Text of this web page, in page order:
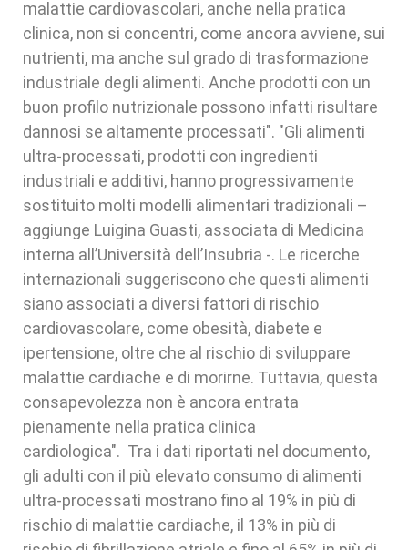
malattie cardiovascolari, anche nella pratica
clinica, non si concentri, come ancora avviene, sui
nutrienti, ma anche sul grado di trasformazione
industriale degli alimenti. Anche prodotti con un
buon profilo nutrizionale possono infatti risultare
dannosi se altamente processati". "Gli alimenti
ultra-processati, prodotti con ingredienti
industriali e additivi, hanno progressivamente
sostituito molti modelli alimentari tradizionali –
aggiunge Luigina Guasti, associata di Medicina
interna all’Università dell’Insubria -. Le ricerche
internazionali suggeriscono che questi alimenti
siano associati a diversi fattori di rischio
cardiovascolare, come obesità, diabete e
ipertensione, oltre che al rischio di sviluppare
malattie cardiache e di morirne. Tuttavia, questa
consapevolezza non è ancora entrata
pienamente nella pratica clinica
cardiologica". Tra i dati riportati nel documento,
gli adulti con il più elevato consumo di alimenti
ultra-processati mostrano fino al 19% in più di
rischio di malattie cardiache, il 13% in più di